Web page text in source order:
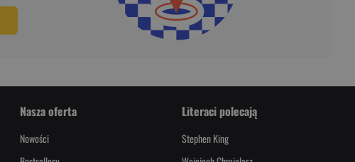
Nasza oferta
Nowości
Literaci polecają
Stephen King